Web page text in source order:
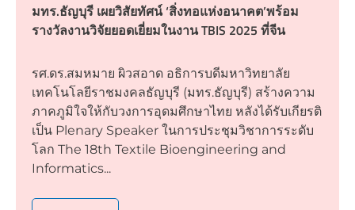
มทร.ธัญบุรี เผยวิสัยทัศน์ ‘สิ่งทอแห่งอนาคต’พร้อม
รางวัลงานวิจัยยอดเยี่ยมในงาน TBIS 2025 ที่จีน
รศ.ดร.สมหมาย ผิวสอาด อธิการบดีมหาวิทยาลัย
เทคโนโลยีราชมงคลธัญบุรี (มทร.ธัญบุรี) สร้างความ
ภาคภูมิใจให้กับวงการอุดมศึกษาไทย หลังได้รับเกียรติ
เป็น Plenary Speaker ในการประชุมวิชาการระดับ
โลก The 18th Textile Bioengineering and
Informatics...